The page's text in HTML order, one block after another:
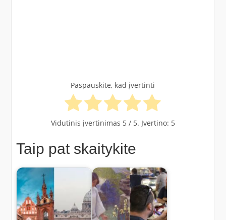
Paspauskite, kad įvertinti
Vidutinis įvertinimas 5/ 5. Įvertino: 5
Taip pat skaitykite